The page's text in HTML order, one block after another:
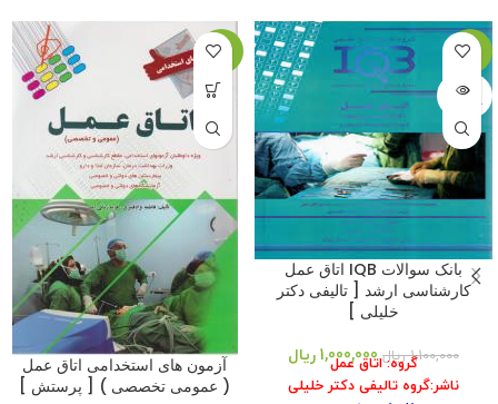
-9%
اتمام م
بانک سوالات IQB اتاق عمل
کارشناسی ارشد [ تالیفی دکتر
خلیلی ]
1,100,000 ریال 1,000,000 ریال
گروه: اتاق عمل
ناشر:گروه تالیفی دکتر خلیلی
-11%
آزمون های استخدامی اتاق عمل
( عمومی تخصصی ) [ پرستش ]